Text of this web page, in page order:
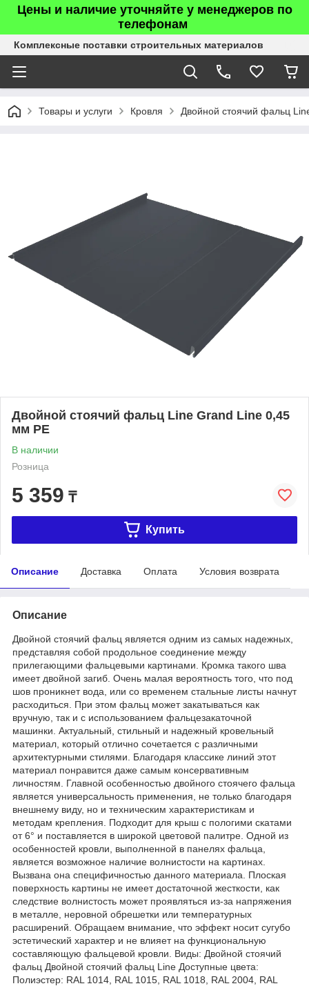
Цены и наличие уточняйте у менеджеров по
телефонам
Комплексные поставки строительных материалов
Товары и услуги Кровля Двойной стоячий фальц
Двойной стоячий фальц Line Grand Line 0,45
мм PE
В наличии
Розница
5 359 ₸
Купить
Описание Доставка Оплата Условия возврата
Описание
Двойной стоячий фальц является одним из самых надежных,
представляя собой продольное соединение между
прилегающими фальцевыми картинами. Кромка такого шва
имеет двойной загиб. Очень малая вероятность того, что под
шов проникнет вода, или со временем стальные листы начнут
расходиться. При этом фальц может закатываться как
вручную, так и с использованием фальцезакаточной
машинки. Актуальный, стильный и надежный кровельный
материал, который отлично сочетается с различными
архитектурными стилями. Благодаря классике линий этот
материал понравится даже самым консервативным
личностям. Главной особенностью двойного стоячего фальца
является универсальность применения, не только благодаря
внешнему виду, но и техническим характеристикам и
методам крепления. Подходит для крыш с пологими скатами
от 6° и поставляется в широкой цветовой палитре. Одной из
особенностей кровли, выполненной в панелях фальца,
является возможное наличие волнистости на картинах.
Вызвана она специфичностью данного материала. Плоская
поверхность картины не имеет достаточной жесткости, как
следствие волнистость может проявляться из-за напряжения
в металле, неровной обрешетки или температурных
расширений. Обращаем внимание, что эффект носит сугубо
эстетический характер и не влияет на функциональную
составляющую фальцевой кровли. Виды: Двойной стоячий
фальц Двойной стоячий фальц Line Доступные цвета:
Полиэстер: RAL 1014, RAL 1015, RAL 1018, RAL 2004, RAL